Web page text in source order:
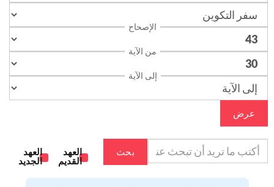
الإصحاح
من الآية
إلى الآية
عرض
بحث
العهد
القديم
العهد
الجديد